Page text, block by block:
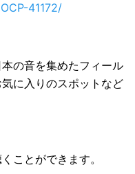
41172/
の音を集めたフィール
に入りのスポットなど
ことができます。